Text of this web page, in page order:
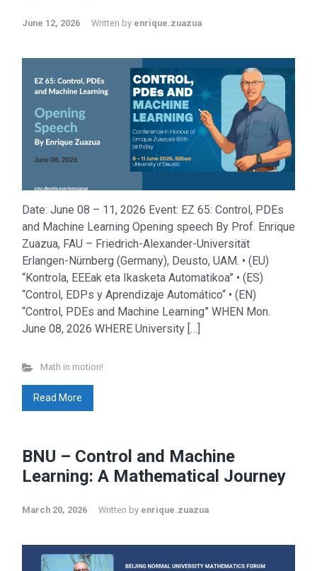
June 12, 2026 Written by enrique.zuazua
Date: June 08 – 11, 2026 Event: EZ 65: Control, PDEs
and Machine Learning Opening speech By Prof. Enrique
Zuazua, FAU – Friedrich-Alexander-Universität
Erlangen-Nürnberg (Germany), Deusto, UAM. • (EU)
“Kontrola, EEEak eta Ikasketa Automatikoa” • (ES)
“Control, EDPs y Aprendizaje Automático“ • (EN)
“Control, PDEs and Machine Learning” WHEN Mon.
June 08, 2026 WHERE University […]
Math in motion!
Read More
BNU – Control and Machine
Learning: A Mathematical Journey
March 20, 2026 Written by enrique.zuazua